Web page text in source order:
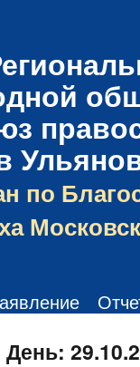
по
День: